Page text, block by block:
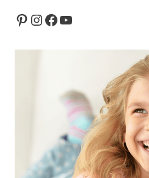
Pinterest
Instagram
Facebook
YouTube